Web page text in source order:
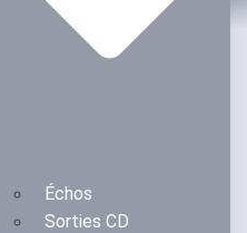
Échos
Sorties CD